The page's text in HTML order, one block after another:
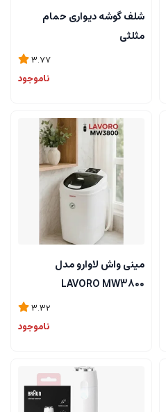
شلف گوشه دیواری حمام
مثلثی
3.77
ناموجود
مینی واش لاوارو مدل
LAVORO MW3800
3.32
ناموجود